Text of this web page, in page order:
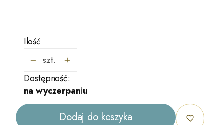
Ilość
szt.
Dostępność:
na wyczerpaniu
Dodaj do koszyka